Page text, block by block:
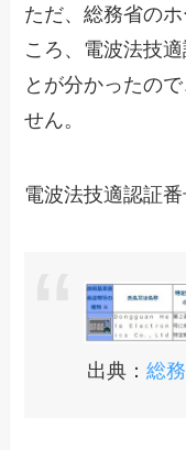
ただ、総務省の
ころ、電波法技
とが分かったの
せん。
電波法技適認証
出典： 総